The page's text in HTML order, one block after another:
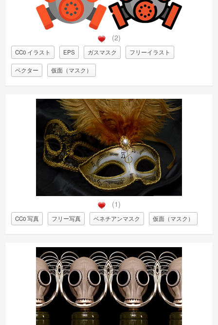
(2)
CC0 イラスト EPS ガスマスク フリーイラスト
ベクター 仮面（マスク）
(1)
CC0 写真 フリー写真 ベネチアンマスク 仮面（マスク）